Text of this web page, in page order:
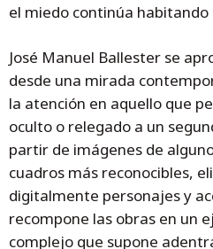
el miedo continúa habitando
José Manuel Ballester se
desde una mirada
la atención en aquello que
oculto o relegado a un
partir de imágenes de
cuadros más reconocibles,
digitalmente personajes y
recompone las obras en un
complejo que supone